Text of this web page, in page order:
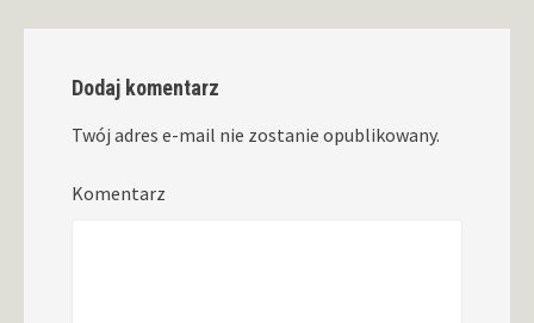
Dodaj komentarz
Twój adres e-mail nie zostanie opublikowany.
Komentarz